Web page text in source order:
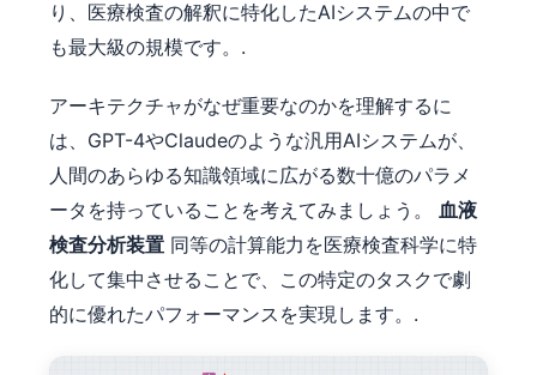
り、医療検査の解釈に特化したAIシステムの中で
も最大級の規模です。.
アーキテクチャがなぜ重要なのかを理解するに
は、GPT-4やClaudeのような汎用AIシステムが、
人間のあらゆる知識領域に広がる数十億のパラメ
ータを持っていることを考えてみましょう。 血液
検査分析装置 同等の計算能力を医療検査科学に特
化して集中させることで、この特定のタスクで劇
的に優れたパフォーマンスを実現します。.